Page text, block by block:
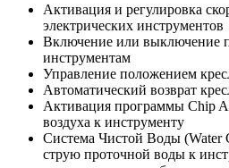
Активация и регулировка
электрических инструментов
Включение или выключение
инструментам
Управление положением
Автоматический возврат
Активация программы Chip
воздуха к инструменту
Система Чистой Воды (Water
струю проточной воды к